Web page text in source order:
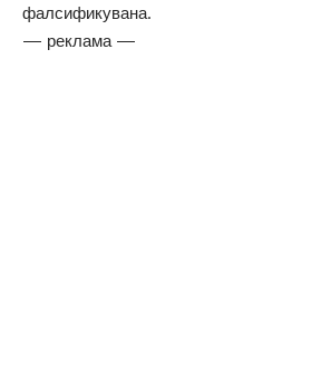
фалсификувана.
— реклама —